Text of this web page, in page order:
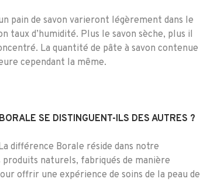
pain de savon varieront légèrement dans le
taux d’humidité. Plus le savon sèche, plus il
La quantité de pâte à savon contenue
cependant la même.
SE DISTINGUENT-ILS DES AUTRES ?
différence Borale réside dans notre
produits naturels, fabriqués de manière
offrir une expérience de soins de la peau de